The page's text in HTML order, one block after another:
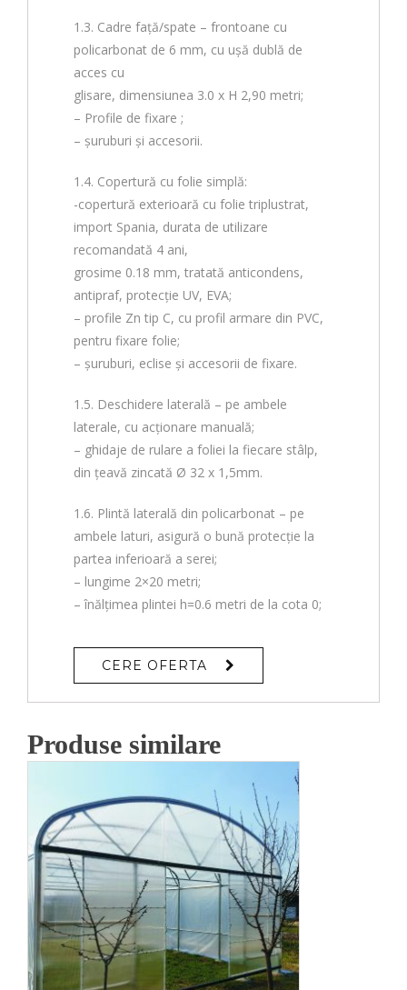
1.3. Cadre faţă/spate – frontoane cu
policarbonat de 6 mm, cu ușă dublă de
acces cu
glisare, dimensiunea 3.0 x H 2,90 metri;
– Profile de fixare ;
– șuruburi și accesorii.
1.4. Copertură cu folie simplă:
-copertură exterioară cu folie triplustrat,
import Spania, durata de utilizare
recomandată 4 ani,
grosime 0.18 mm, tratată anticondens,
antipraf, protecție UV, EVA;
– profile Zn tip C, cu profil armare din PVC,
pentru fixare folie;
– șuruburi, eclise și accesorii de fixare.
1.5. Deschidere laterală – pe ambele
laterale, cu acționare manuală;
– ghidaje de rulare a foliei la fiecare stâlp,
din țeavă zincată Ø 32 x 1,5mm.
1.6. Plintă laterală din policarbonat – pe
ambele laturi, asigură o bună protecție la
partea inferioară a serei;
– lungime 2×20 metri;
– înălțimea plintei h=0.6 metri de la cota 0;
CERE OFERTA
Produse similare